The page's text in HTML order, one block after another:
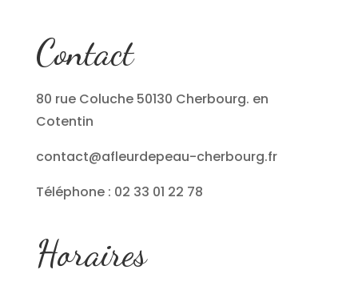
Contact
80 rue Coluche 50130 Cherbourg. en
Cotentin
contact@afleurdepeau-cherbourg.fr
Téléphone : 02 33 01 22 78
Horaires